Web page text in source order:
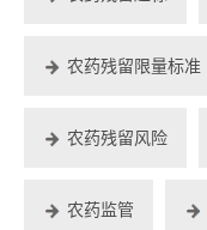
农药残留限量标准
农药残留风险
农药监管